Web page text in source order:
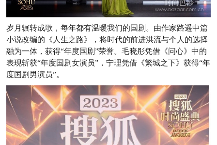
岁月辗转成歌，每年都有温暖我们的国剧。由作家路遥中篇
小说改编的《人生之路》，将时代的前进洪流与个人的选择
融为一体，获得“年度国剧”荣誉。毛晓彤凭借《问心》中的
表现斩获“年度国剧女演员”，宁理凭借《繁城之下》获得“年
度国剧男演员”。